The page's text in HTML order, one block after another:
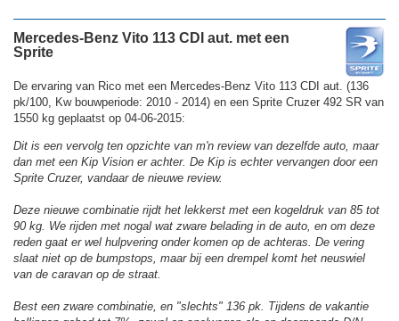
Mercedes-Benz Vito 113 CDI aut. met een
Sprite
De ervaring van Rico met een Mercedes-Benz Vito 113 CDI aut. (136
pk/100, Kw bouwperiode: 2010 - 2014) en een Sprite Cruzer 492 SR van
1550 kg geplaatst op 04-06-2015:
Dit is een vervolg ten opzichte van m'n review van dezelfde auto, maar
dan met een Kip Vision er achter. De Kip is echter vervangen door een
Sprite Cruzer, vandaar de nieuwe review.
Deze nieuwe combinatie rijdt het lekkerst met een kogeldruk van 85 tot
90 kg. We rijden met nogal wat zware belading in de auto, en om deze
reden gaat er wel hulpvering onder komen op de achteras. De vering
slaat niet op de bumpstops, maar bij een drempel komt het neuswiel
van de caravan op de straat.
Best een zware combinatie, en "slechts" 136 pk. Tijdens de vakantie